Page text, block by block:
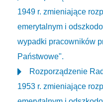
1949 r. zmieniające
emerytalnym i
wypadki pracowników
Państwowe".
Rozporządzenie
1953 r. zmieniające